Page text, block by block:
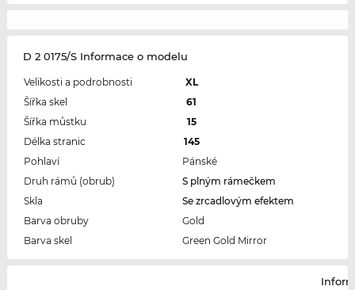
D 2 0175/S Informace o modelu
Velikosti a podrobnosti
XL
Šířka skel
61
Šířka můstku
15
Délka stranic
145
Pohlaví
Pánské
Druh rámů (obrub)
S plným rámečkem
Skla
Se zrcadlovým efektem
Barva obruby
Gold
Barva skel
Green Gold Mirror